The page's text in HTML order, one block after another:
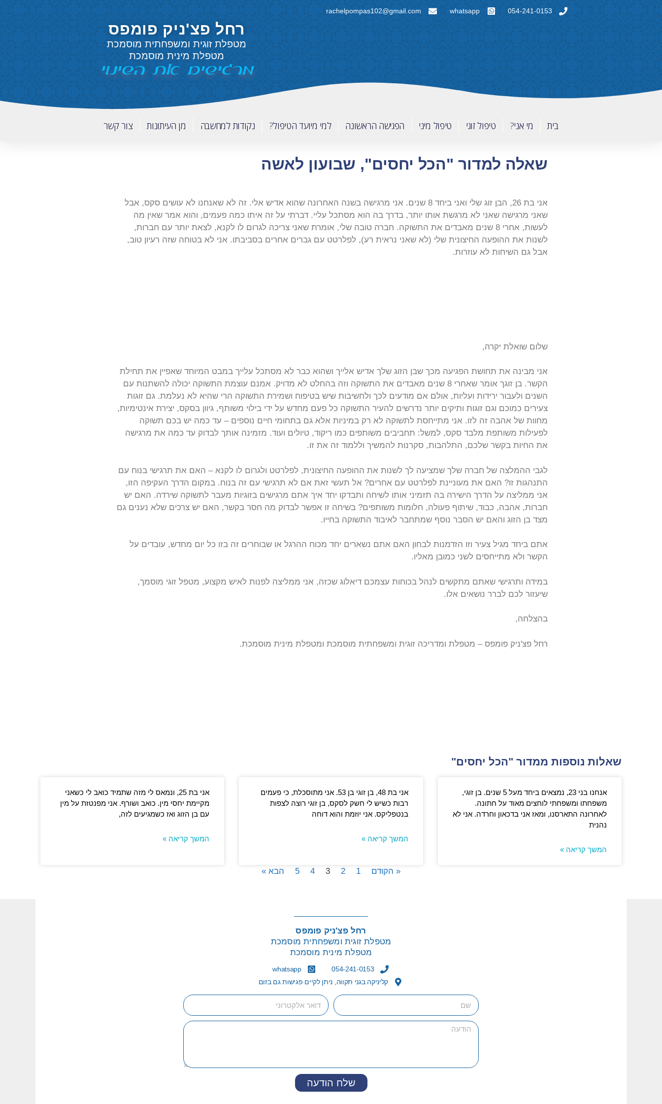
054-241-0153
whatsapp
rachelpompas102@gmail.com
רחל פצ'ניק פומפס
מטפלת זוגית ומשפחתית מוסמכת
מטפלת מינית מוסמכת
מרגישים את השינוי
בית מי אני? טיפול זוגי טיפול מיני הפגישה הראשונה למי מיועד הטיפול? נקודות למחשבה מן העיתונות צור קשר
שאלה למדור "הכל יחסים", שבועון לאשה
אני בת 26, הבן זוג שלי ואני ביחד 8 שנים. אני מרגישה בשנה האחרונה שהוא אדיש אלי. זה לא שאנחנו לא עושים סקס, אבל
שאני מרגישה שאני לא מרגשת אותו יותר, בדרך בה הוא מסתכל עליי. דברתי על זה איתו כמה פעמים, והוא אמר שאין מה
לעשות, אחרי 8 שנים מאבדים את התשוקה. חברה טובה שלי, אומרת שאני צריכה לגרום לו לקנא, לצאת יותר עם חברות,
לשנות את ההופעה החיצונית שלי (לא שאני נראית רע), לפלרטט עם גברים אחרים בסביבתו. אני לא בטוחה שזה רעיון טוב,
אבל גם השיחות לא עוזרות.
שלום שואלת יקרה,
אני מבינה את תחושת הפגיעה מכך שבן הזוג שלך אדיש אלייך ושהוא כבר לא מסתכל עלייך במבט המיוחד שאפיין את תחילת
הקשר. בן זוגך אומר שאחרי 8 שנים מאבדים את התשוקה וזה בהחלט לא מדויק. אמנם עוצמת התשוקה יכולה להשתנות עם
השנים ולעבור ירידות ועליות, אולם אם מודעים לכך ולחשיבות שיש בטיפוח ושמירת התשוקה הרי שהיא לא נעלמת. גם זוגות
צעירים כמוכם וגם זוגות ותיקים יותר נדרשים להעיר התשוקה כל פעם מחדש על ידי בילוי משותף, גיוון בסקס, יצירת אינטימיות,
מחוות של אהבה זה לזו. אני מתייחסת לתשוקה לא רק במיניות אלא גם בתחומי חיים נוספים – עד כמה יש בכם תשוקה
לפעילות משותפת מלבד סקס, למשל: תחביבים משותפים כמו ריקוד, טיולים ועוד. מזמינה אותך לבדוק עד כמה את מרגישה
את החיות בקשר שלכם, התלהבות, סקרנות להמשיך וללמוד זה את זו.
לגבי ההמלצה של חברה שלך שמציעה לך לשנות את ההופעה החיצונית, לפלרטט ולגרום לו לקנא – האם את תרגישי בנוח עם
התנהגות זו? האם את מעוניינת לפלרטט עם אחרים? אל תעשי זאת אם לא תרגישי עם זה בנוח. במקום הדרך העקיפה הזו,
אני ממליצה על הדרך הישירה בה תזמיני אותו לשיחה ותבדקו יחד איך אתם מרגישים בזוגיות מעבר לתשוקה שירדה. האם יש
חברות, אהבה, כבוד, שיתוף פעולה, חלומות משותפים? בשיחה זו אפשר לבדוק מה חסר בקשר, האם יש צרכים שלא נענים גם
מצד בן הזוג והאם יש הסבר נוסף שמתחבר לאיבוד התשוקה בחייו.
אתם ביחד מגיל צעיר וזו הזדמנות לבחון האם אתם נשארים יחד מכוח ההרגל או שבוחרים זה בזו כל יום מחדש, עובדים על
הקשר ולא מתייחסים לשני כמובן מאליו.
במידה ותרגישי שאתם מתקשים לנהל בכוחות עצמכם דיאלוג שכזה, אני ממליצה לפנות לאיש מקצוע, מטפל זוגי מוסמך,
שיעזור לכם לברר נושאים אלו.
בהצלחה,
רחל פצ'ניק פומפס – מטפלת ומדריכה זוגית ומשפחתית מוסמכת ומטפלת מינית מוסמכת.
שאלות נוספות ממדור "הכל יחסים"
אנחנו בני 23, נמצאים ביחד מעל 5 שנים. בן זוגי,
משפחתו ומשפחתי לוחצים מאוד על חתונה.
לאחרונה התארסנו, ומאז אני בדכאון וחרדה. אני לא
נהנית
המשך קריאה »
אני בת 48, בן זוגי בן 53. אני מתוסכלת, כי פעמים
רבות כשיש לי חשק לסקס, בן זוגי רוצה לצפות
בנטפליקס. אני יוזמת והוא דוחה
המשך קריאה »
אני בת 25, ונמאס לי מזה שתמיד כואב לי כשאני
מקיימת יחסי מין. כואב ושורף. אני מפנטזת על מין
עם בן הזוג ואז כשמגיעים לזה,
המשך קריאה »
« הקודם 1
2
3
4
5 הבא »
רחל פצ'ניק פומפס
מטפלת זוגית ומשפחתית מוסמכת
מטפלת מינית מוסמכת
054-241-0153
whatsapp
קליניקה בגני תקווה, ניתן לקיים פגישות גם בזום
שלח הודעה